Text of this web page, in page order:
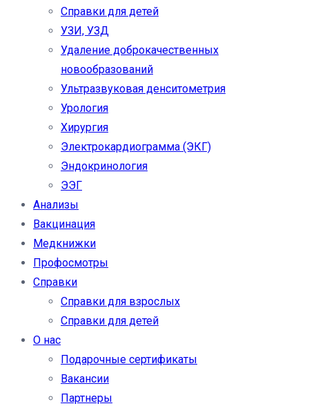
Справки для детей
УЗИ, УЗД
Удаление доброкачественных
новообразований
Ультразвуковая денситометрия
Урология
Хирургия
Электрокардиограмма (ЭКГ)
Эндокринология
ЭЭГ
Анализы
Вакцинация
Медкнижки
Профосмотры
Справки
Справки для взрослых
Справки для детей
О нас
Подарочные сертификаты
Вакансии
Партнеры